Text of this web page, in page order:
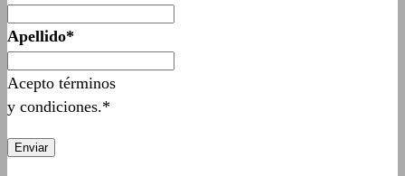
Apellido*
Acepto términos
y condiciones.*